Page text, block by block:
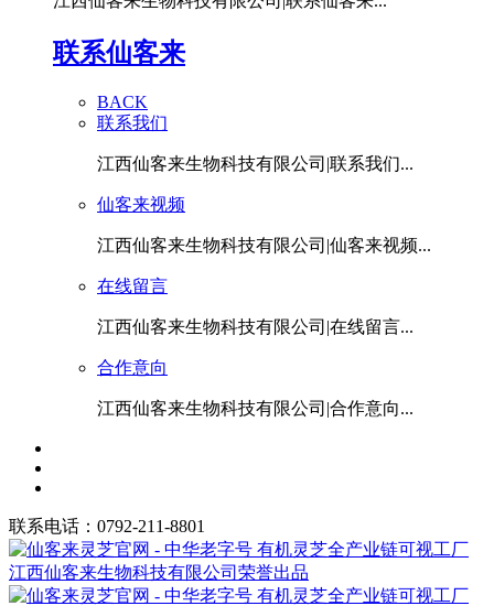
联系仙客来
BACK
联系我们
江西仙客来生物科技有限公司|联系我们...
仙客来视频
江西仙客来生物科技有限公司|仙客来视频...
在线留言
江西仙客来生物科技有限公司|在线留言...
合作意向
江西仙客来生物科技有限公司|合作意向...
联系电话：0792-211-8801